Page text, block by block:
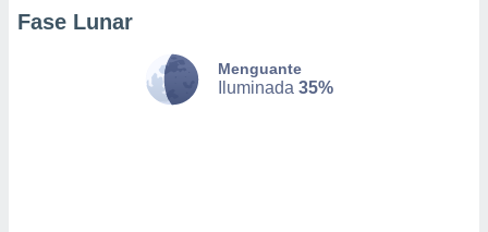
momento
Fase Lunar
Menguante
Iluminada 35%